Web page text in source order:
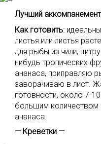
Лучший аккомпанемент
Как готовить:
листья или листья
для рыбы из чили,
нибудь тропических
ананаса, приправляю
заворачиваю в лист.
готовности, около 7-
большим количеством
ананаса.
— Креветки —